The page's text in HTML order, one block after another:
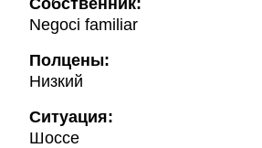
Собственник:
Negoci familiar
Полцены:
Низкий
Ситуация:
Шоссе